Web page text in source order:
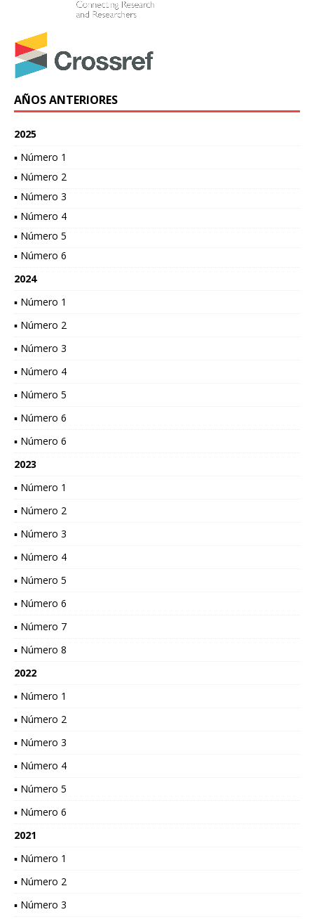
AÑOS ANTERIORES
2025
▪ Número 1
▪ Número 2
▪ Número 3
▪ Número 4
▪ Número 5
▪ Número 6
2024
▪ Número 1
▪ Número 2
▪ Número 3
▪ Número 4
▪ Número 5
▪ Número 6
▪ Número 6
2023
▪ Número 1
▪ Número 2
▪ Número 3
▪ Número 4
▪ Número 5
▪ Número 6
▪ Número 7
▪ Número 8
2022
▪ Número 1
▪ Número 2
▪ Número 3
▪ Número 4
▪ Número 5
▪ Número 6
2021
▪ Número 1
▪ Número 2
▪ Número 3